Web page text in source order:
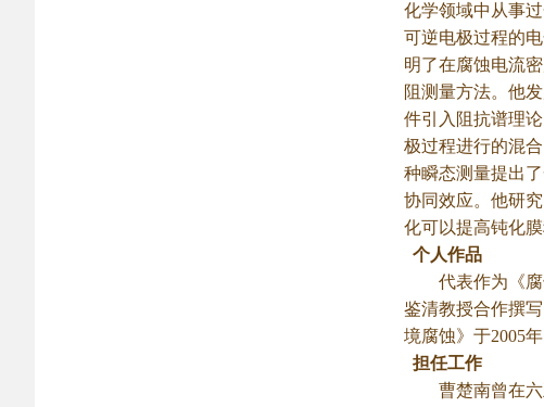
化学领域中从事
可逆电极过程的
明了在腐蚀电流
阻测量方法。他
件引入阻抗谱理
极过程进行的混
种瞬态测量提出
协同效应。他研
化可以提高钝化
个人作品
代表作为《腐蚀
鉴清教授合作撰
境腐蚀》于2005
担任工作
曹楚南曾在六五